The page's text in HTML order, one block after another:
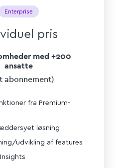
Enterprise
pris
med +200
ansatte
abonnement)
fra Premium-
løsning
udvikling af features